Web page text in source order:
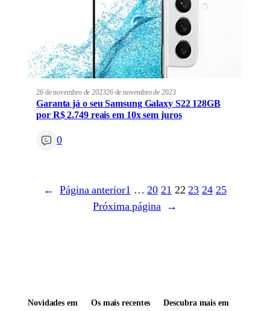
26 de novembro de 202326 de novembro de 2023
Garanta já o seu Samsung Galaxy S22 128GB
por R$ 2.749 reais em 10x sem juros
0
← Página anterior1 … 20 21 22 23 24 25
Próxima página
→
Novidades em Os mais recentes Descubra mais em